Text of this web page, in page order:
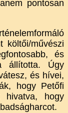
pontosan
költői/művészi
és
állította. Úgy
és hívei,
hogy Petőfi
hivatva, hogy